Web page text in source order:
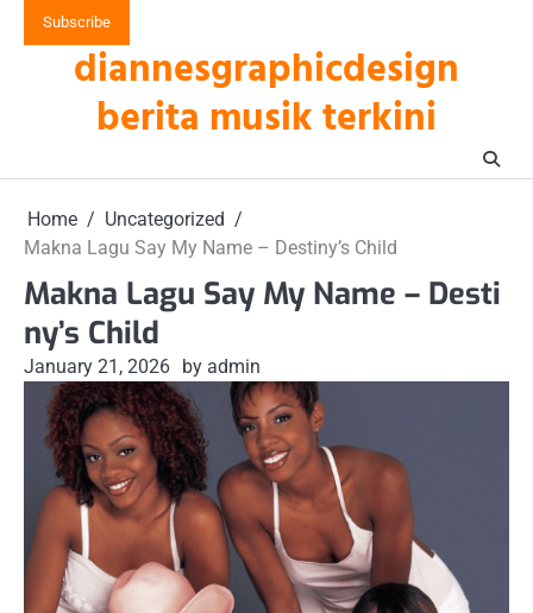
Subscribe
diannesgraphicdesign
berita musik terkini
Home
Uncategorized
Makna Lagu Say My Name – Destiny’s Child
Makna Lagu Say My Name – Desti
ny’s Child
January 21, 2026 by admin